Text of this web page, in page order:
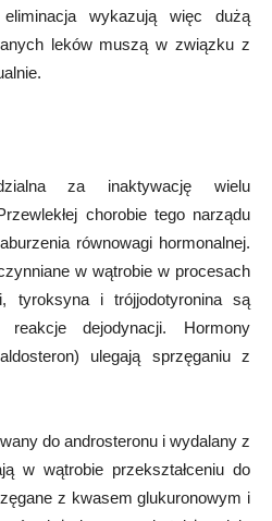
wykazują więc dużą
leków muszą w związku z
za inaktywację wielu
chorobie tego narządu
równowagi hormonalnej.
w wątrobie w procesach
tyroksyna i trójjodotyronina są
reakcje dejodynacji. Hormony
ulegają sprzęganiu z
do androsteronu i wydalany z
w wątrobie przekształceniu do
z kwasem glukuronowym i